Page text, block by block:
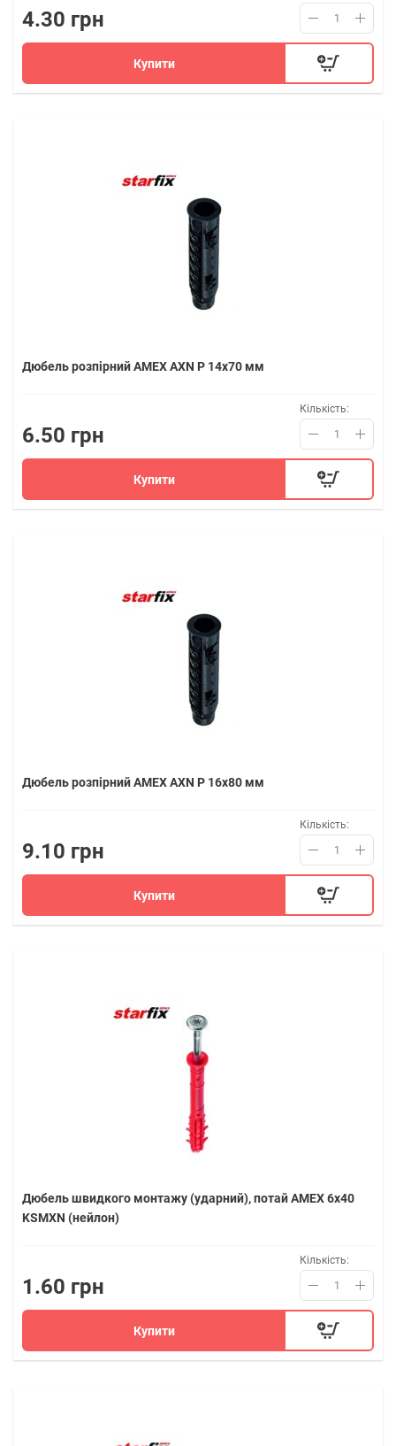
4.30 грн
Купити
Дюбель розпірний AMEX AXN P 14x70 мм
6.50 грн
Кількість:
Купити
Дюбель розпірний AMEX AXN P 16x80 мм
9.10 грн
Кількість:
Купити
Дюбель швидкого монтажу (ударний), потай AMEX 6х40
KSMXN (нейлон)
1.60 грн
Кількість:
Купити